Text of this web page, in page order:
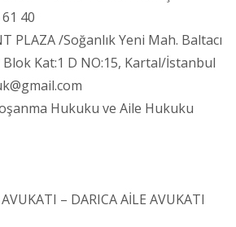
40
PLAZA /Soğanlık Yeni Mah. Baltacı
Blok Kat:1 D NO:15, Kartal/İstanbul
Hukuku ve Aile Hukuku
– DARICA AİLE AVUKATI